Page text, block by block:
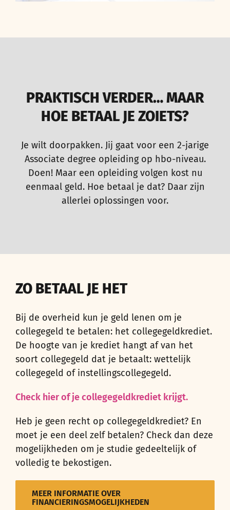
PRAKTISCH VERDER… MAAR
HOE BETAAL JE ZOIETS?
Je wilt doorpakken. Jij gaat voor een 2-jarige
Associate degree opleiding op hbo-niveau.
Doen! Maar een opleiding volgen kost nu
eenmaal geld. Hoe betaal je dat? Daar zijn
allerlei oplossingen voor.
ZO BETAAL JE HET
Bij de overheid kun je geld lenen om je
collegegeld te betalen: het collegegeldkrediet.
De hoogte van je krediet hangt af van het
soort collegegeld dat je betaalt: wettelijk
collegegeld of instellingscollegegeld.
Check hier of je collegegeldkrediet krijgt.
Heb je geen recht op collegegeldkrediet? En
moet je een deel zelf betalen? Check dan deze
mogelijkheden om je studie gedeeltelijk of
volledig te bekostigen.
MEER INFORMATIE OVER
FINANCIERINGSMOGELIJKHEDEN